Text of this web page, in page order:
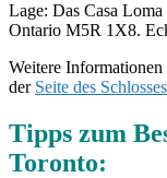
Lage: Das Casa
Ontario M5R 1X8.
Weitere
der Seite des Schlosses
Tipps zum
Toronto: